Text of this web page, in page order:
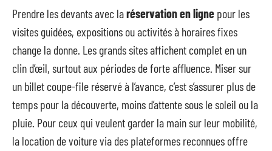
Prendre les devants avec laréservation en ligne pour les
visites guidées, expositions ou activités à horaires fixes
change la donne. Les grands sites affichent complet en un
clin d’œil, surtout aux périodes de forte affluence. Miser sur
un billet coupe-file réservé à l’avance, c’est s’assurer plus de
temps pour la découverte, moins d’attente sous le soleil ou la
pluie. Pour ceux qui veulent garder la main sur leur mobilité,
la location de voiture via des plateformes reconnues offre